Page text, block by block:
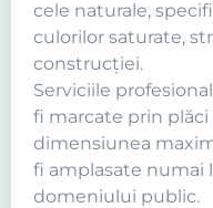
cele naturale,
culorilor saturate,
construcţiei.
Serviciile
fi marcate prin
dimensiunea
fi amplasate numai
domeniului public.